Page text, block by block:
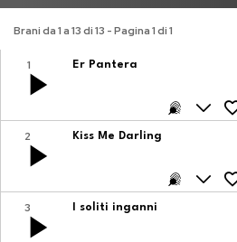
Brani da 1 a 13 di 13 - Pagina 1 di 1
1 Er Pantera
2 Kiss Me Darling
3 I soliti inganni